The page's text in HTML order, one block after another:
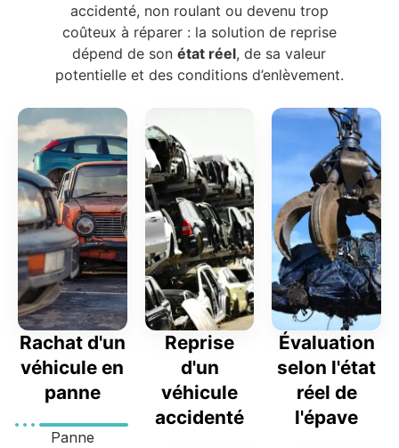
accidenté, non roulant ou devenu trop
coûteux à réparer : la solution de reprise
dépend de sonétat réel, de sa valeur
potentielle et des conditions d’enlèvement.
Rachat d'un
véhicule en
panne
Panne
Reprise
d'un
véhicule
accidenté
Évaluation
selon l'état
réel de
l'épave